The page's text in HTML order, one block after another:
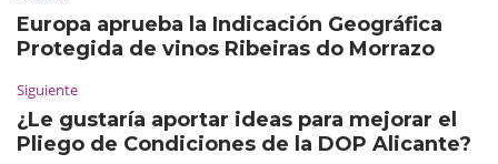
Europa aprueba la Indicación Geográfica
Protegida de vinos Ribeiras do Morrazo
Siguiente
¿Le gustaría aportar ideas para mejorar el
Pliego de Condiciones de la DOP Alicante?